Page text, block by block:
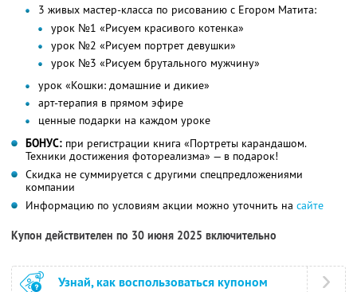
3 живых мастер-класса по рисованию с Егором Матита:
урок №1 «Рисуем красивого котенка»
урок №2 «Рисуем портрет девушки»
урок №3 «Рисуем брутального мужчину»
урок «Кошки: домашние и дикие»
арт-терапия в прямом эфире
ценные подарки на каждом уроке
БОНУС: при регистрации книга «Портреты карандашом.
Техники достижения фотореализма» — в подарок!
Скидка не суммируется с другими спецпредложениями
компании
Информацию по условиям акции можно уточнить на сайте
Купон действителен по 30 июня 2025 включительно
Узнай, как воспользоваться купоном